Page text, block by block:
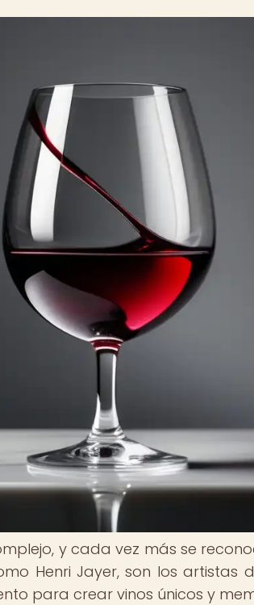
y cada vez más se
Henri Jayer, son los
para crear vinos únicos y